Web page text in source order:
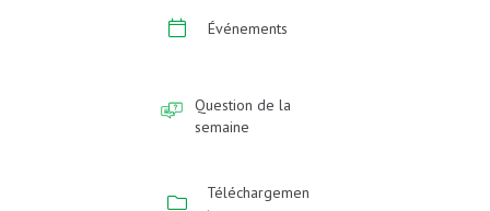
Événements
Question de la
semaine
Téléchargemen